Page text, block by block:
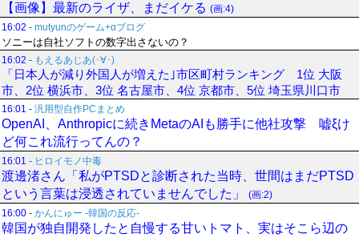
【画像】最新のライザ、まだイケる (画:4)
16:02 - mutyunのゲーム+αブログ
ソニーは自社ソフトの数字出さないの？
16:02 - もえるあじあ(･∀･)
「日本人が減り外国人が増えた｣市区町村ランキング 1位 大阪
市、2位 横浜市、3位 名古屋市、4位 京都市、5位 埼玉県川口市
16:01 - 汎用型自作PCまとめ
OpenAI、Anthropicに続きMetaのAIも勝手に他社攻撃 嘘ξけ
ど何これ流行ってんの？
16:01 - ヒロイモノ中毒
渡邊渚さん「私がPTSDと診断された当時、世間はまだPTSD
という言葉は浸透されていませんでした」
(画:2)
16:00 - かんにゅー -韓国の反応-
韓国が独自開発したと自慢する甘いトマト、実はそこら辺の